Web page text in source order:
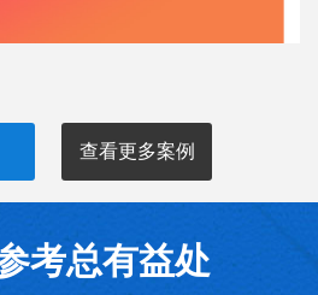
查看更多案例
考总有益处